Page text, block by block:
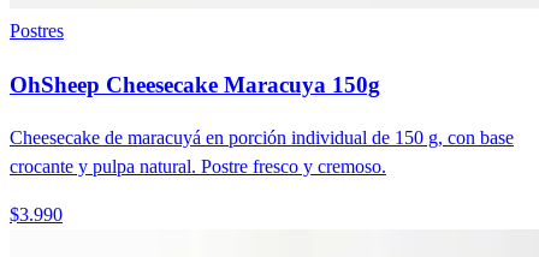
Postres
OhSheep Cheesecake Maracuya 150g
Cheesecake de maracuyá en porción individual de 150 g, con base
crocante y pulpa natural. Postre fresco y cremoso.
$3.990